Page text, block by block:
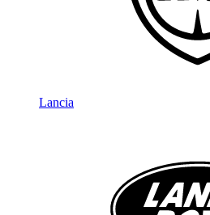
Lancia